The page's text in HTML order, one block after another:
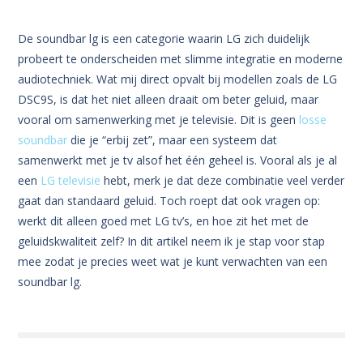
De soundbar lg is een categorie waarin LG zich duidelijk
probeert te onderscheiden met slimme integratie en moderne
audiotechniek. Wat mij direct opvalt bij modellen zoals de LG
DSC9S, is dat het niet alleen draait om beter geluid, maar
vooral om samenwerking met je televisie. Dit is geen losse
soundbar die je “erbij zet”, maar een systeem dat
samenwerkt met je tv alsof het één geheel is. Vooral als je al
een LG televisie hebt, merk je dat deze combinatie veel verder
gaat dan standaard geluid. Toch roept dat ook vragen op:
werkt dit alleen goed met LG tv’s, en hoe zit het met de
geluidskwaliteit zelf? In dit artikel neem ik je stap voor stap
mee zodat je precies weet wat je kunt verwachten van een
soundbar lg.